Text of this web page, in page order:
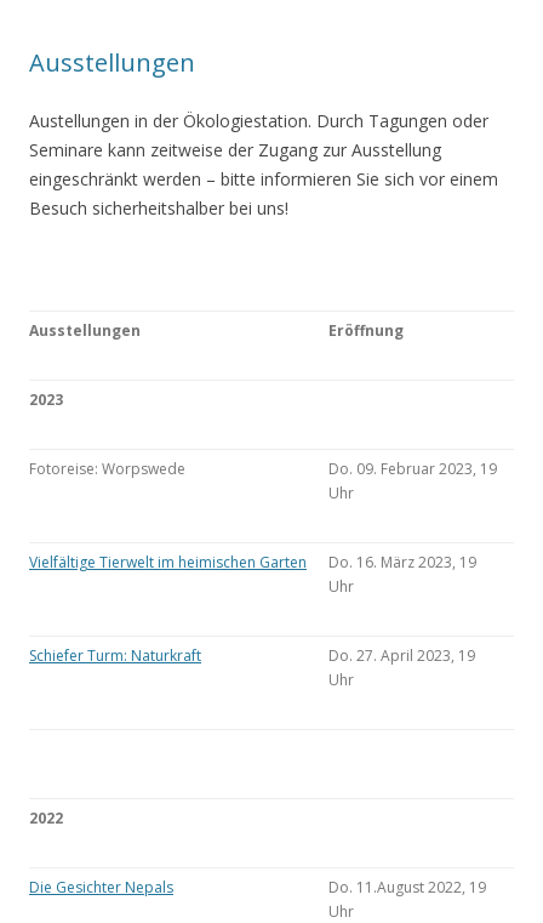
Ausstellungen
Austellungen in der Ökologiestation. Durch Tagungen oder
Seminare kann zeitweise der Zugang zur Ausstellung
eingeschränkt werden – bitte informieren Sie sich vor einem
Besuch sicherheitshalber bei uns!
Ausstellungen Eröffnung
2023
Fotoreise: Worpswede
Do. 09. Februar 2023, 19
Uhr
Vielfältige Tierwelt im heimischen Garten
Do. 16. März 2023, 19
Uhr
Schiefer Turm: Naturkraft
Do. 27. April 2023, 19
Uhr
2022
Die Gesichter Nepals
Do. 11.August 2022, 19
Uhr